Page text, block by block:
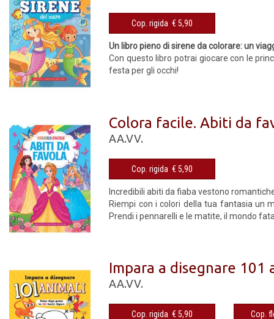
Cop. rigida € 5,90
Un libro pieno di sirene da colorare: un
Con questo libro potrai giocare con le
festa per gli occhi!
Colora facile. Abiti da
AA.VV.
Cop. rigida € 5,90
Incredibili abiti da fiaba vestono
Riempi con i colori della tua fantasia un
Prendi i pennarelli e le matite, il mondo
Impara a disegnare 101
AA.VV.
Cop. rigida € 5,90